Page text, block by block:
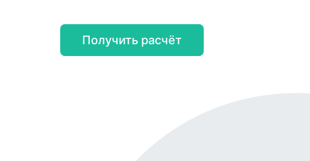
Получить расчёт